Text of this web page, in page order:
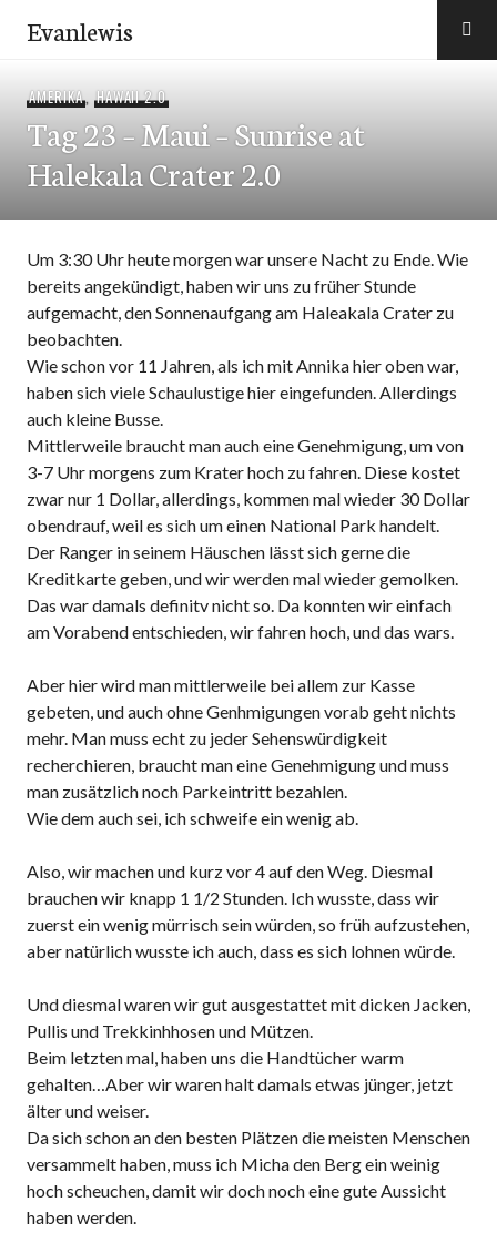
InhaltEvanlewis
AMERIKA, HAWAII 2.0
Tag 23 – Maui – Sunrise at
Halekala Crater 2.0
Um 3:30 Uhr heute morgen war unsere Nacht zu Ende. Wie
bereits angekündigt, haben wir uns zu früher Stunde
aufgemacht, den Sonnenaufgang am Haleakala Crater zu
beobachten.
Wie schon vor 11 Jahren, als ich mit Annika hier oben war,
haben sich viele Schaulustige hier eingefunden. Allerdings
auch kleine Busse.
Mittlerweile braucht man auch eine Genehmigung, um von
3-7 Uhr morgens zum Krater hoch zu fahren. Diese kostet
zwar nur 1 Dollar, allerdings, kommen mal wieder 30 Dollar
obendrauf, weil es sich um einen National Park handelt.
Der Ranger in seinem Häuschen lässt sich gerne die
Kreditkarte geben, und wir werden mal wieder gemolken.
Das war damals definitv nicht so. Da konnten wir einfach
am Vorabend entschieden, wir fahren hoch, und das wars.
Aber hier wird man mittlerweile bei allem zur Kasse
gebeten, und auch ohne Genhmigungen vorab geht nichts
mehr. Man muss echt zu jeder Sehenswürdigkeit
recherchieren, braucht man eine Genehmigung und muss
man zusätzlich noch Parkeintritt bezahlen.
Wie dem auch sei, ich schweife ein wenig ab.
Also, wir machen und kurz vor 4 auf den Weg. Diesmal
brauchen wir knapp 1 1/2 Stunden. Ich wusste, dass wir
zuerst ein wenig mürrisch sein würden, so früh aufzustehen,
aber natürlich wusste ich auch, dass es sich lohnen würde.
Und diesmal waren wir gut ausgestattet mit dicken Jacken,
Pullis und Trekkinhhosen und Mützen.
Beim letzten mal, haben uns die Handtücher warm
gehalten…Aber wir waren halt damals etwas jünger, jetzt
älter und weiser.
Da sich schon an den besten Plätzen die meisten Menschen
versammelt haben, muss ich Micha den Berg ein weinig
hoch scheuchen, damit wir doch noch eine gute Aussicht
haben werden.